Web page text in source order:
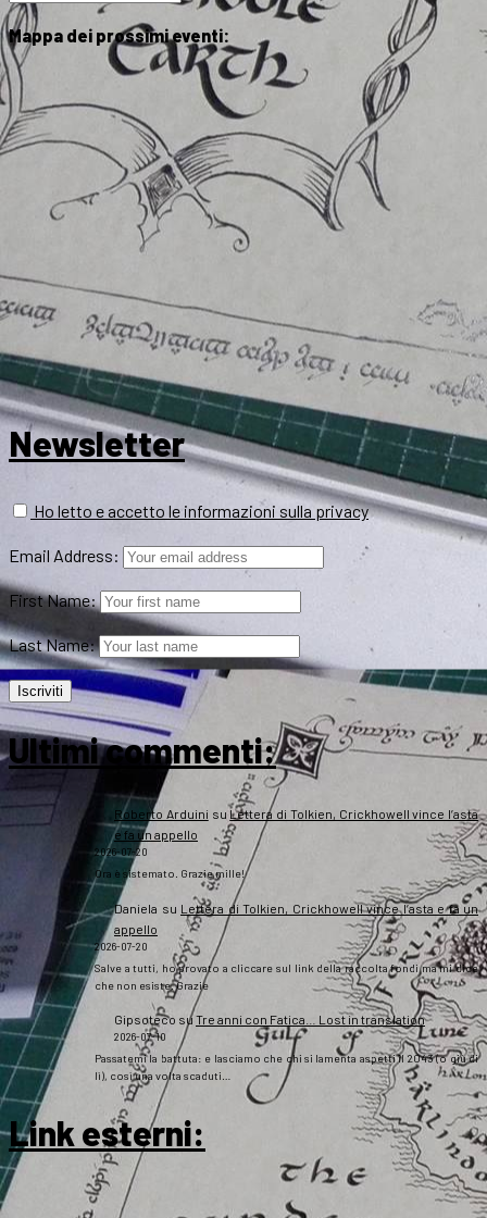
Mappa dei prossimi eventi:
Newsletter
Ho letto e accetto le informazioni sulla privacy
Email Address:
First Name:
Last Name:
Ultimi commenti:
Roberto Arduini suLettera di Tolkien, Crickhowell vince l’asta
e fa un appello
2026-07-20
Ora è sistemato. Grazie mille!
Daniela su Lettera di Tolkien, Crickhowell vince l’asta e fa un
appello
2026-07-20
Salve a tutti, ho provato a cliccare sul link della raccolta fondi ma mi dice
che non esiste. Grazie
Gipsoteco suTre anni con Fatica… Lost in translation
2026-07-10
Passatemi la battuta: e lasciamo che chi si lamenta aspetti il 2043 (o giù di
lì), così una volta scaduti…
Link esterni: